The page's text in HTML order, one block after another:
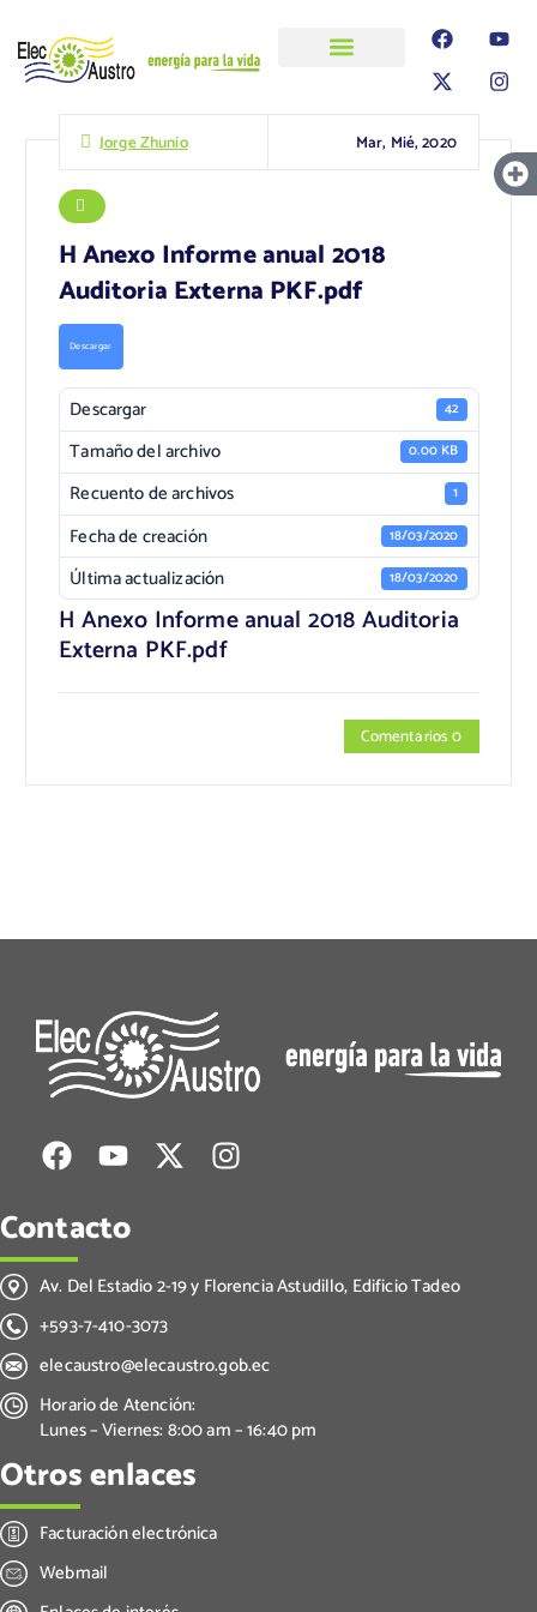
Jorge Zhunio Mar, Mié, 2020
H Anexo Informe anual 2018
Auditoria Externa PKF.pdf
Descargar
Descargar 42
Tamaño del archivo 0.00 KB
Recuento de archivos 1
Fecha de creación 18/03/2020
Última actualización 18/03/2020
H Anexo Informe anual 2018 Auditoria
Externa PKF.pdf
Comentarios 0
Contacto
Av. Del Estadio 2-19 y Florencia Astudillo, Edificio Tadeo
+593-7-410-3073
elecaustro@elecaustro.gob.ec
Horario de Atención:
Lunes – Viernes: 8:00 am – 16:40 pm
Otros enlaces
Facturación electrónica
Webmail